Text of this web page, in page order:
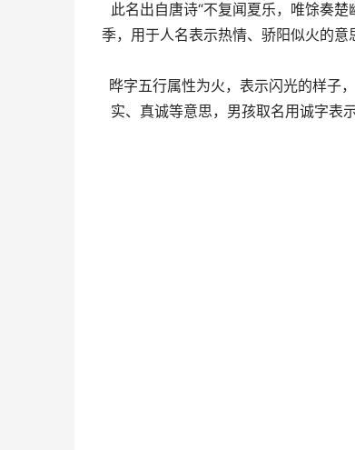
此名出自唐诗“不复闻夏乐，唯馀奏
季，用于人名表示热情、骄阳似火的意
晔字五行属性为火，表示闪光的样子
实、真诚等意思，男孩取名用诚字表